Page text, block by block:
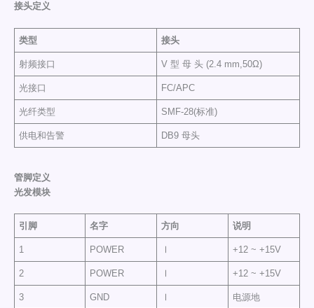
接头定义
类型 接头
射频接口 V 型 母 头 (2.4 mm,50Ω)
光接口 FC/APC
光纤类型 SMF-28(标准)
供电和告警 DB9 母头
管脚定义
光发模块
引脚 名字 方向 说明
1 POWER Ⅰ +12 ~ +15V
2 POWER Ⅰ +12 ~ +15V
3 GND Ⅰ 电源地